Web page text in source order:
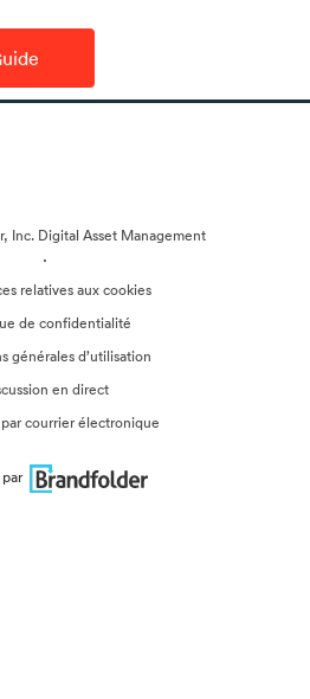
Inc. Digital Asset Management
·
relatives aux cookies
de confidentialité
générales d’utilisation
en direct
courrier électronique